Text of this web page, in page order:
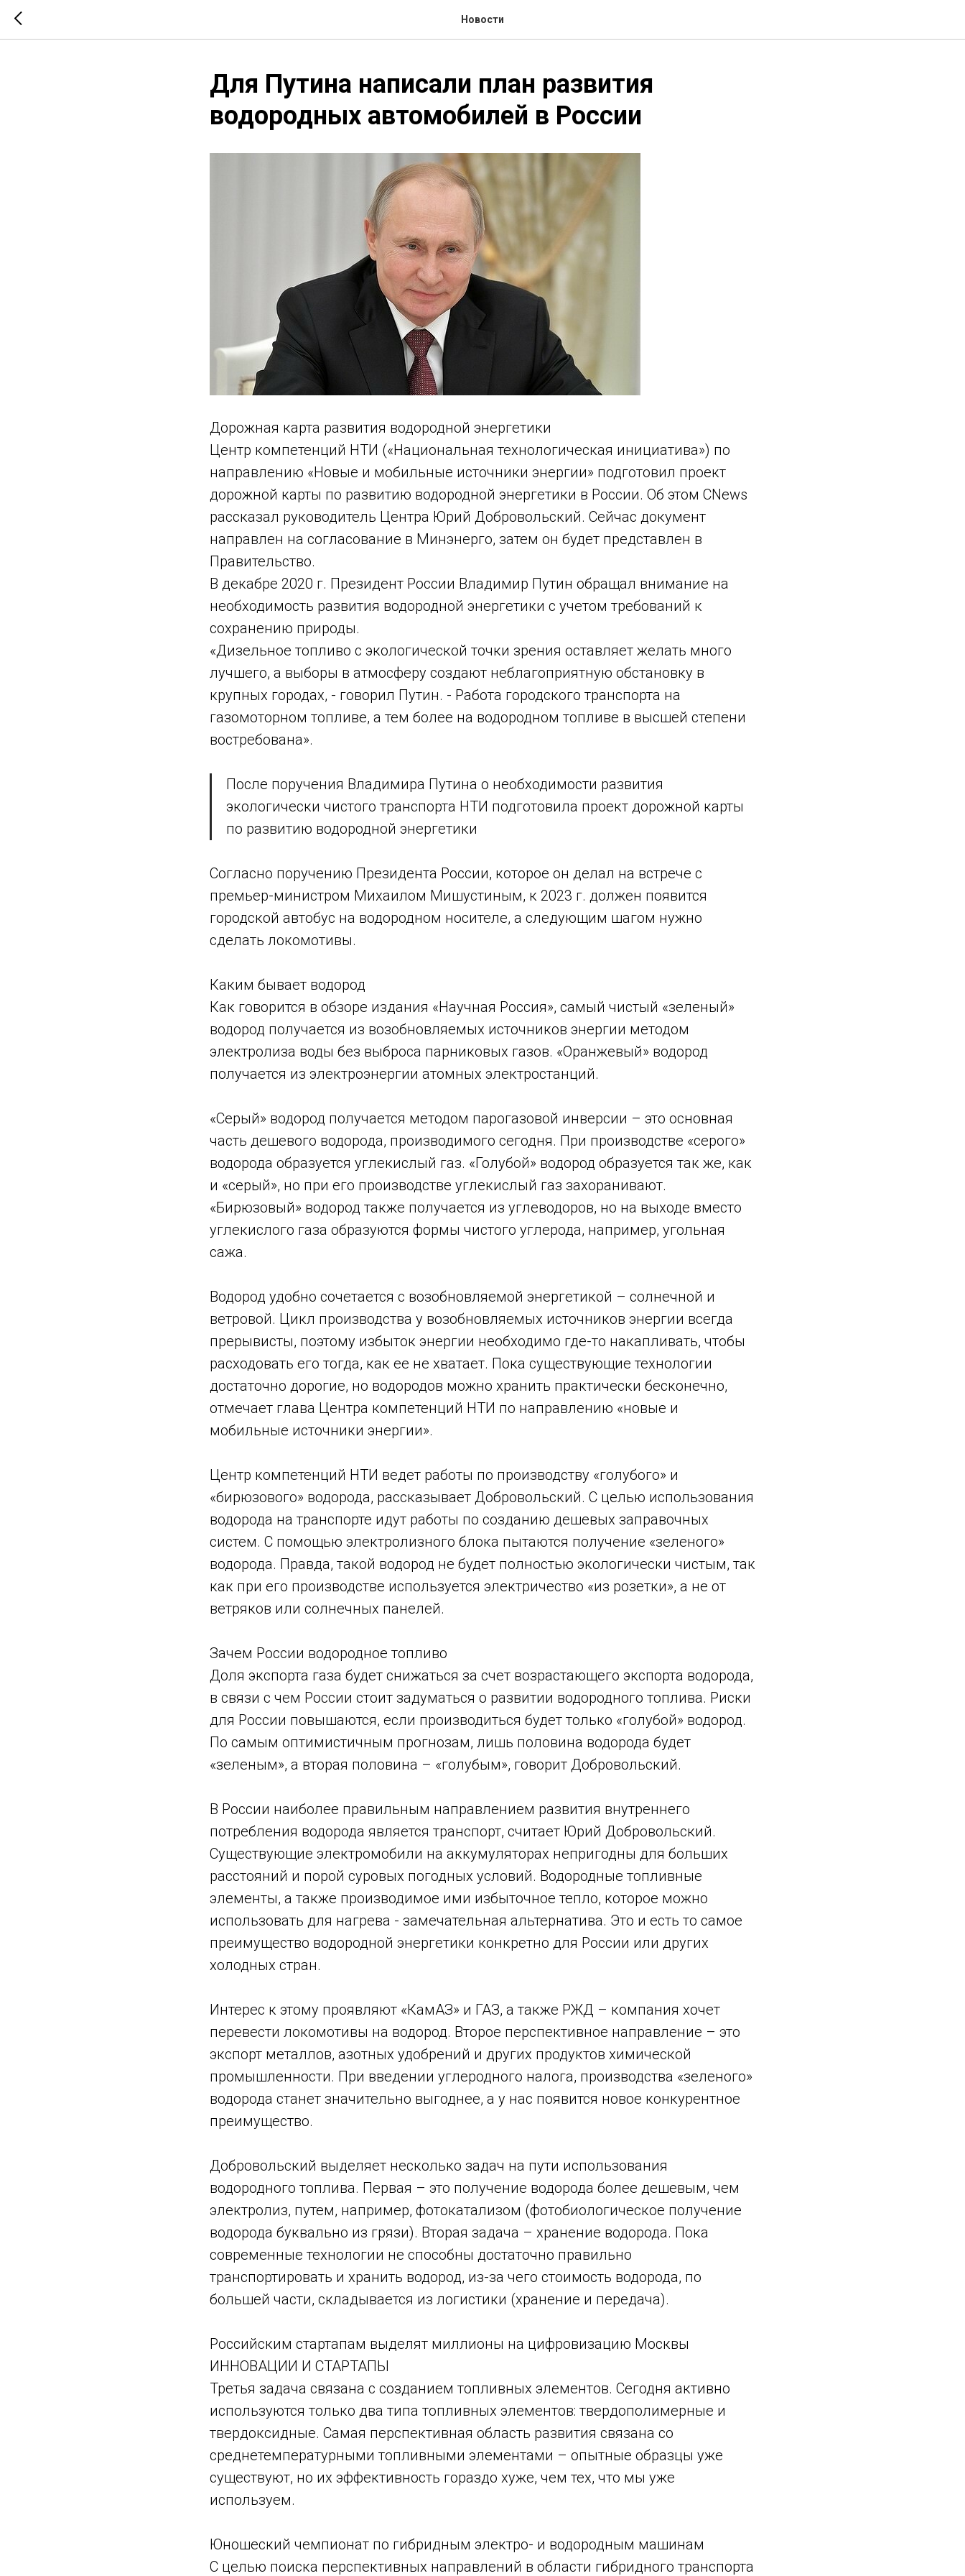
Новости
Для Путина написали план развития
водородных автомобилей в России
Дорожная карта развития водородной энергетики
Центр компетенций НТИ («Национальная технологическая инициатива») по
направлению «Новые и мобильные источники энергии» подготовил проект
дорожной карты по развитию водородной энергетики в России. Об этом CNews
рассказал руководитель Центра Юрий Добровольский. Сейчас документ
направлен на согласование в Минэнерго, затем он будет представлен в
Правительство.
В декабре 2020 г. Президент России Владимир Путин обращал внимание на
необходимость развития водородной энергетики с учетом требований к
сохранению природы.
«Дизельное топливо с экологической точки зрения оставляет желать много
лучшего, а выборы в атмосферу создают неблагоприятную обстановку в
крупных городах, - говорил Путин. - Работа городского транспорта на
газомоторном топливе, а тем более на водородном топливе в высшей степени
востребована».
После поручения Владимира Путина о необходимости развития
экологически чистого транспорта НТИ подготовила проект дорожной карты
по развитию водородной энергетики
Согласно поручению Президента России, которое он делал на встрече с
премьер-министром Михаилом Мишустиным, к 2023 г. должен появится
городской автобус на водородном носителе, а следующим шагом нужно
сделать локомотивы.
Каким бывает водород
Как говорится в обзоре издания «Научная Россия», самый чистый «зеленый»
водород получается из возобновляемых источников энергии методом
электролиза воды без выброса парниковых газов. «Оранжевый» водород
получается из электроэнергии атомных электростанций.
«Серый» водород получается методом парогазовой инверсии – это основная
часть дешевого водорода, производимого сегодня. При производстве «серого»
водорода образуется углекислый газ. «Голубой» водород образуется так же, как
и «серый», но при его производстве углекислый газ захоранивают.
«Бирюзовый» водород также получается из углеводоров, но на выходе вместо
углекислого газа образуются формы чистого углерода, например, угольная
сажа.
Водород удобно сочетается с возобновляемой энергетикой – солнечной и
ветровой. Цикл производства у возобновляемых источников энергии всегда
прерывисты, поэтому избыток энергии необходимо где-то накапливать, чтобы
расходовать его тогда, как ее не хватает. Пока существующие технологии
достаточно дорогие, но водородов можно хранить практически бесконечно,
отмечает глава Центра компетенций НТИ по направлению «новые и
мобильные источники энергии».
Центр компетенций НТИ ведет работы по производству «голубого» и
«бирюзового» водорода, рассказывает Добровольский. С целью использования
водорода на транспорте идут работы по созданию дешевых заправочных
систем. С помощью электролизного блока пытаются получение «зеленого»
водорода. Правда, такой водород не будет полностью экологически чистым, так
как при его производстве используется электричество «из розетки», а не от
ветряков или солнечных панелей.
Зачем России водородное топливо
Доля экспорта газа будет снижаться за счет возрастающего экспорта водорода,
в связи с чем России стоит задуматься о развитии водородного топлива. Риски
для России повышаются, если производиться будет только «голубой» водород.
По самым оптимистичным прогнозам, лишь половина водорода будет
«зеленым», а вторая половина – «голубым», говорит Добровольский.
В России наиболее правильным направлением развития внутреннего
потребления водорода является транспорт, считает Юрий Добровольский.
Существующие электромобили на аккумуляторах непригодны для больших
расстояний и порой суровых погодных условий. Водородные топливные
элементы, а также производимое ими избыточное тепло, которое можно
использовать для нагрева - замечательная альтернатива. Это и есть то самое
преимущество водородной энергетики конкретно для России или других
холодных стран.
Интерес к этому проявляют «КамАЗ» и ГАЗ, а также РЖД – компания хочет
перевести локомотивы на водород. Второе перспективное направление – это
экспорт металлов, азотных удобрений и других продуктов химической
промышленности. При введении углеродного налога, производства «зеленого»
водорода станет значительно выгоднее, а у нас появится новое конкурентное
преимущество.
Добровольский выделяет несколько задач на пути использования
водородного топлива. Первая – это получение водорода более дешевым, чем
электролиз, путем, например, фотокатализом (фотобиологическое получение
водорода буквально из грязи). Вторая задача – хранение водорода. Пока
современные технологии не способны достаточно правильно
транспортировать и хранить водород, из-за чего стоимость водорода, по
большей части, складывается из логистики (хранение и передача).
Российским стартапам выделят миллионы на цифровизацию Москвы
ИННОВАЦИИ И СТАРТАПЫ
Третья задача связана с созданием топливных элементов. Сегодня активно
используются только два типа топливных элементов: твердополимерные и
твердоксидные. Самая перспективная область развития связана со
среднетемпературными топливными элементами – опытные образцы уже
существуют, но их эффективность гораздо хуже, чем тех, что мы уже
используем.
Юношеский чемпионат по гибридным электро- и водородным машинам
С целью поиска перспективных направлений в области гибридного транспорта